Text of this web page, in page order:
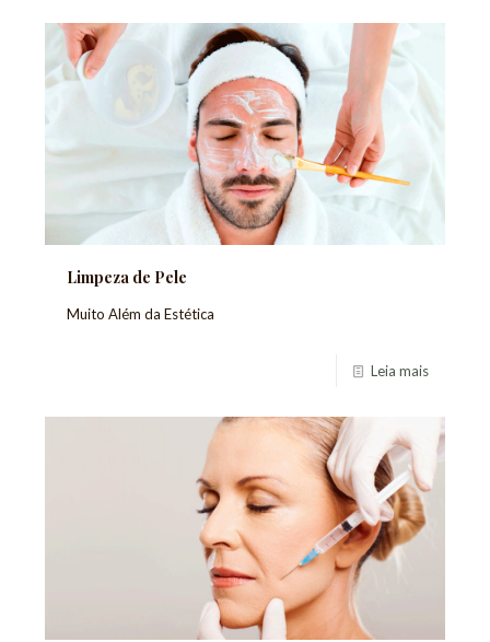
Limpeza de Pele
Muito Além da Estética
Leia mais